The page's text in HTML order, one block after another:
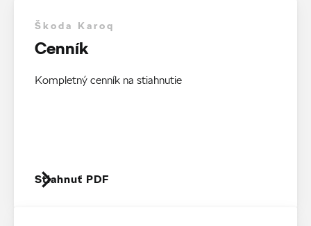
Škoda Karoq
Cenník
Kompletný cenník na stiahnutie
Stiahnuť PDF